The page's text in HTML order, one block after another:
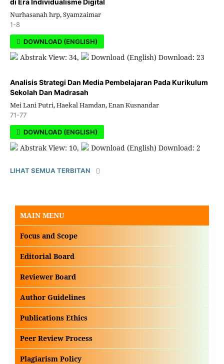
di Era Individualisme Digital
Nurhasanah hrp, Syamzaimar
1-8
DOWNLOAD (ENGLISH)
Abstrak View: 34, Download (English) Download: 23
Analisis Strategi Dan Media Pembelajaran Pada Kurikulum
Sekolah Dan Madrasah
Mei Lani Putri, Haekal Hamdan, Enan Kusnandar
71-77
DOWNLOAD (ENGLISH)
Abstrak View: 10, Download (English) Download: 2
LIHAT SEMUA TERBITAN
MAIN MENU
Focus and Scope
Editorial Board
Reviewer Board
Author Guidelines
Publications Ethics
Peer Review Process
Plagiarism Policy